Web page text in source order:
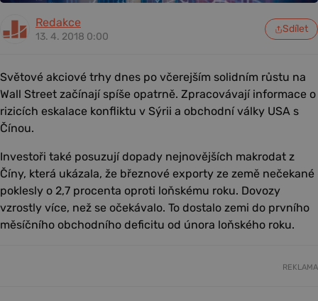
Redakce
13. 4. 2018 0:00
Sdílet
Světové akciové trhy dnes po včerejším solidním růstu na
Wall Street začínají spíše opatrně. Zpracovávají informace o
rizicích eskalace konfliktu v Sýrii a obchodní války USA s
Čínou.
Investoři také posuzují dopady nejnovějších makrodat z
Číny, která ukázala, že březnové exporty ze země nečekané
poklesly o 2,7 procenta oproti loňskému roku. Dovozy
vzrostly více, než se očekávalo. To dostalo zemi do prvního
měsíčního obchodního deficitu od února loňského roku.
REKLAMA